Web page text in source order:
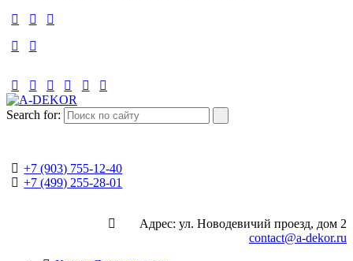
Search for:
+7 (903) 755-12-40
+7 (499) 255-28-01
Адрес: ул. Новодевичий проезд, дом 2
contact@a-dekor.ru